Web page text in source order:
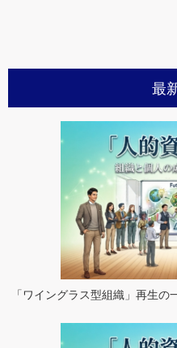
最
「ワイングラス型組織」再生